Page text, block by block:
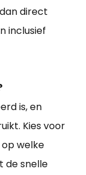
direct
inclusief
is, en
Kies voor
welke
de snelle